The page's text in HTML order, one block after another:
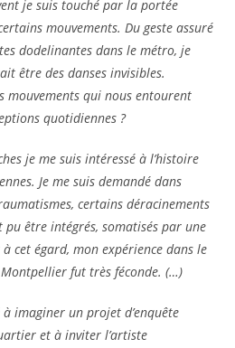
je suis touché par la portée
mouvements. Du geste assuré
dodelinantes dans le métro, je
être des danses invisibles.
mouvements qui nous entourent
quotidiennes ?
je me suis intéressé à l’histoire
Je me suis demandé dans
certains déracinements
pu être intégrés, somatisés par une
cet égard, mon expérience dans le
fut très féconde. (…)
à imaginer un projet d’enquête
et à inviter l’artiste